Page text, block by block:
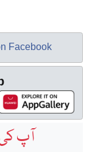
Facebook
آپ